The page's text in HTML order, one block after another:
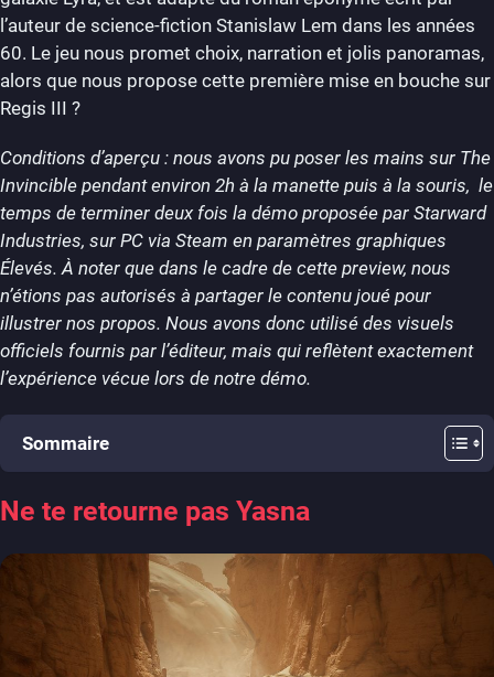
l’auteur de science-fiction Stanislaw Lem dans les années
60. Le jeu nous promet choix, narration et jolis panoramas,
alors que nous propose cette première mise en bouche sur
Regis III ?
Conditions d’aperçu : nous avons pu poser les mains sur The
Invincible pendant environ 2h à la manette puis à la souris, le
temps de terminer deux fois la démo proposée par Starward
Industries, sur PC via Steam en paramètres graphiques
Élevés. À noter que dans le cadre de cette preview, nous
n’étions pas autorisés à partager le contenu joué pour
illustrer nos propos. Nous avons donc utilisé des visuels
officiels fournis par l’éditeur, mais qui reflètent exactement
l’expérience vécue lors de notre démo.
Sommaire
Ne te retourne pas Yasna